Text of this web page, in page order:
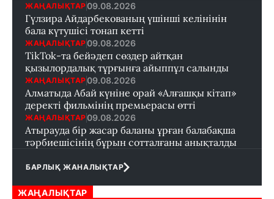
ЖАҢАЛЫҚТАР 09.08.2026
Гүлзира Айдарбекованың үшінші келінінін
бала күтушісі тонап кетті
ЖАҢАЛЫҚТАР 09.08.2026
TikTok-та бейәдеп сөздер айтқан
қызылордалық тұрғынға айыппұл салынды
ЖАҢАЛЫҚТАР 09.08.2026
Алматыда Абай күніне орай «Алғашқы кітап»
деректі фильмінің премьерасы өтті
ЖАҢАЛЫҚТАР 09.08.2026
Атырауда бір жасар баланы ұрған балабақша
тәрбиешісінің бұрын сотталғаны анықталды
БАРЛЫҚ ЖАНАЛЫҚТАР
ЖАҢАЛЫҚТАР